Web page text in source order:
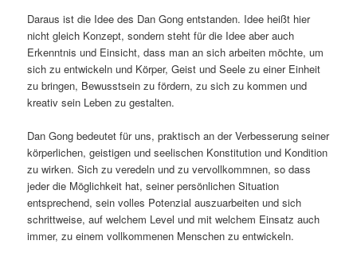
Daraus ist die Idee des Dan Gong entstanden. Idee heißt hier
nicht gleich Konzept, sondern steht für die Idee aber auch
Erkenntnis und Einsicht, dass man an sich arbeiten möchte, um
sich zu entwickeln und Körper, Geist und Seele zu einer Einheit
zu bringen, Bewusstsein zu fördern, zu sich zu kommen und
kreativ sein Leben zu gestalten.
Dan Gong bedeutet für uns, praktisch an der Verbesserung seiner
körperlichen, geistigen und seelischen Konstitution und Kondition
zu wirken. Sich zu veredeln und zu vervollkommnen, so dass
jeder die Möglichkeit hat, seiner persönlichen Situation
entsprechend, sein volles Potenzial auszuarbeiten und sich
schrittweise, auf welchem Level und mit welchem Einsatz auch
immer, zu einem vollkommenen Menschen zu entwickeln.